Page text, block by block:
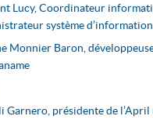
Lucy, Coordinateur
système
Monnier Baron,
Garnero, présidente de l’April